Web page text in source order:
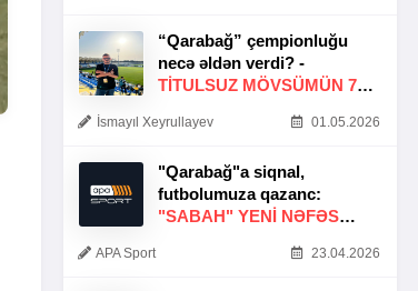
“Qarabağ” çempionluğu
necə əldən verdi? -
TITULSUZ MÖVSÜMÜN 7
İsmayıl Xeyrullayev 01.05.2026
"Qarabağ"a siqnal,
futbolumuza qazanc:
"SABAH" YENI NƏFƏS
APA Sport 23.04.2026